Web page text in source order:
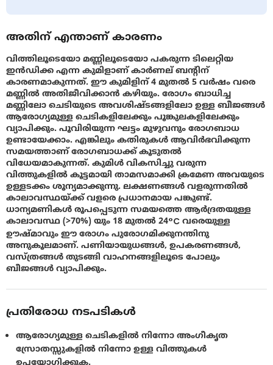
അതിന് എന്താണ് കാരണം
വിത്തിലൂടെയോ മണ്ണിലൂടെയോ പകരുന്ന ടിലെറ്റിയ
ഇന്‍ഡിക്ക എന്ന കുമിളാണ് കാര്‍ണല്‌ ബന്‍റിന്
കാരണമാകുന്നത്. ഈ കുമിളിന് 4 മുതല്‍ 5 വര്‍ഷം വരെ
മണ്ണില്‍ അതിജീവിക്കാന്‍ കഴിയും. രോഗം ബാധിച്ച
മണ്ണിലോ ചെടിയുടെ അവശിഷ്ടങ്ങളിലോ ഉള്ള ബീജങ്ങള്‍
ആരോഗ്യമുള്ള ചെടികളിലേക്കും പൂങ്കുലകളിലേക്കും
വ്യാപിക്കും. പൂവിരിയുന്ന ഘട്ടം മുഴുവനും രോഗബാധ
ഉണ്ടായേക്കാം. എങ്കിലും കതിരുകള്‍ ആവിര്‍ഭവിക്കുന്ന
സമയത്താണ് രോഗബാധക്ക് കൂടുതല്‍
വിധേയമാകുന്നത്. കുമിള്‍ വികസിച്ചു വരുന്ന
വിത്തുകളില്‍ കൂട്ടമായി താമസമാക്കി ക്രമേണ അവയുടെ
ഉള്ളടക്കം ശൂന്യമാക്കുന്നു. ലക്ഷണങ്ങള്‍ വളരുന്നതില്‍
കാലാവസ്ഥയ്ക്ക് വളരെ പ്രധാനമായ പങ്കുണ്ട്.
ധാന്യമണികള്‍ രൂപപ്പെടുന്ന സമയത്തെ ആര്‍ദ്രതയുള്ള
കാലാവസ്ഥ (>70%) യും 18 മുതല്‍ 24°C വരെയുള്ള
ഊഷ്മാവും ഈ രോഗം പുരോഗമിക്കുനന്തിനു
അനുകൂലമാണ്. പണിയായുധങ്ങള്‍, ഉപകരണങ്ങള്‍,
വസ്ത്രങ്ങള്‍ തുടങ്ങി വാഹനങ്ങളിലൂടെ പോലും
ബീജങ്ങള്‍ വ്യാപിക്കും.
പ്രതിരോധ നടപടികൾ
ആരോഗ്യമുള്ള ചെടികളില്‍ നിന്നോ അംഗീകൃത
സ്രോതസ്സുകളില്‍ നിന്നോ ഉള്ള വിത്തുകള്‍
ഉപയോഗിക്കുക.